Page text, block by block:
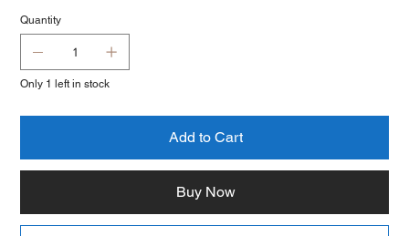
Quantity
Only 1 left in stock
Add to Cart
Buy Now